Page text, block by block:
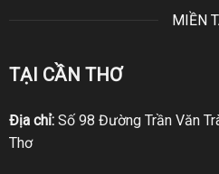
MIỀN
TẠI CẦN THƠ
Địa chỉ:Số 98 Đường Trần Văn
Thơ